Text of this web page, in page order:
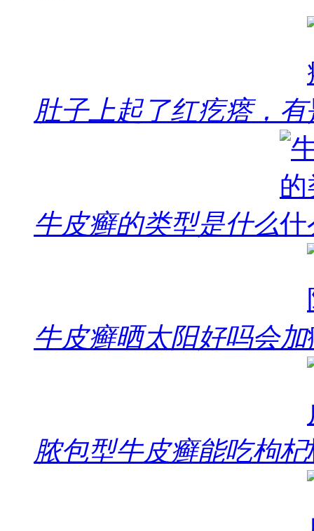
肚子上起了红疙瘩，有
牛皮癣的类型是什么
牛皮癣晒太阳好吗会加
脓包型牛皮癣能吃枸杞